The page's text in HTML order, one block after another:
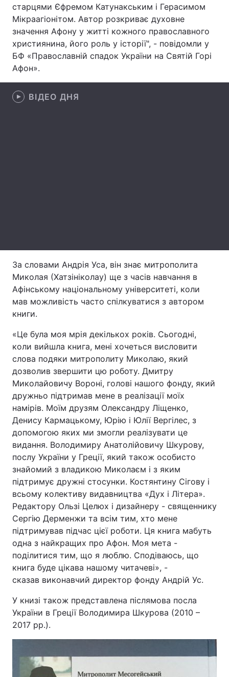
Архів Вакансії
Контакти
Послуги
старцями Єфремом Катунакським і Герасимом
Мікраагіонітом. Автор розкриває духовне
значення Афону у житті кожного православного
християнина, його роль у історії", - повідомли у
БФ «Православній спадок України на Святій Горі
Афон».
ВІДЕО ДНЯ
За словами Андрія Уса, він знає митрополита
Миколая (Хатзініколау) ще з часів навчання в
Афінському національному університеті, коли
мав можливість часто спілкуватися з автором
книги.
«Це була моя мрія декількох років. Сьогодні,
коли вийшла книга, мені хочеться висловити
слова подяки митрополиту Миколаю, який
дозволив звершити цю роботу. Дмитру
Миколайовичу Вороні, голові нашого фонду, який
дружньо підтримав мене в реалізації моїх
намірів. Моїм друзям Олександру Ліщенко,
Денису Кармацькому, Юрію і Юлії Вергілес, з
допомогою яких ми змогли реалізувати це
видання. Володимиру Анатолійовичу Шкурову,
послу України у Греції, який також особисто
знайомий з владикою Миколаєм і з яким
підтримує дружні стосунки. Костянтину Сігову і
всьому колективу видавництва «Дух і Літера».
Редактору Ользі Целюх і дизайнеру - священнику
Сергію Дерменжи та всім тим, хто мене
підтримував підчас цієї роботи. Ця книга мабуть
одна з найкращих про Афон. Моя мета -
поділитися тим, що я люблю. Сподіваюсь, що
книга буде цікава нашому читачеві», -
сказав виконавчий директор фонду Андрій Ус.
У книзі також представлена післямова посла
України в Греції Володимира Шкурова (2010 –
2017 рр.).